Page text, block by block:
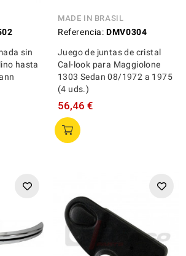
sin
hasta
MADE IN BRASIL
Referencia: DMV0304
Juego de juntas de cristal
Cal-look para Maggiolone
1303 Sedan 08/1972 a 1975
(4 uds.)
56,46 €